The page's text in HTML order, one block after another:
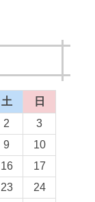
土
日
2
3
9
10
16
17
23
24